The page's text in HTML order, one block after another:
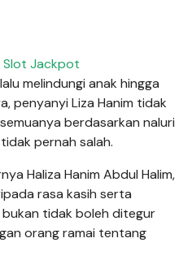
Slot Jackpot
melindungi anak hingga
penyanyi Liza Hanim tidak
berdasarkan naluri
pernah salah.
Haliza Hanim Abdul Halim,
rasa kasih serta
tidak boleh ditegur
orang ramai tentang